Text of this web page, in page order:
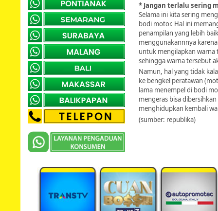
* Jangan terlalu sering
Selama ini kita sering
bodi motor. Hal ini
penampilan yang lebih
menggunakannnya
untuk mengilapkan warna
sehingga warna tersebut
Namun, hal yang tidak
ke bengkel peratawan
lama menempel di bodi
mengeras bisa
menghidupkan kembali
(sumber: republika)